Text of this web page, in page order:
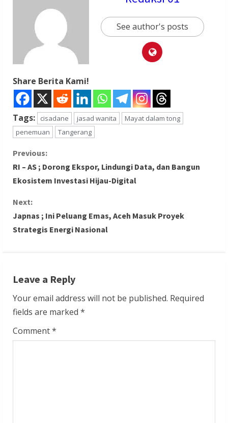
See author's posts
Share Berita Kami!
Tags: cisadane jasad wanita
Mayat dalam tong
penemuan
Tangerang
C
o
n
t
u
e
R
Previous:
RI – AS ; Dorong Ekspor, Lindungi Data, dan Bangun
Ekosistem Investasi Hijau-Digital
Next:
Japnas ; Ini Peluang Emas, Aceh Masuk Proyek
Strategis Energi Nasional
Leave a Reply
Your email address will not be published. Required
fields are marked *
Comment*